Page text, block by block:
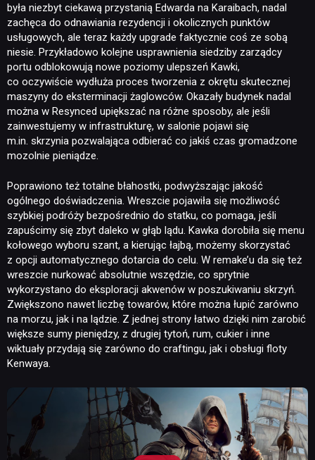
była niezbyt ciekawą przystanią Edwarda na Karaibach, nadal
zachęca do odnawiania rezydencji i okolicznych punktów
usługowych, ale teraz każdy upgrade faktycznie coś ze sobą
niesie. Przykładowo kolejne usprawnienia siedziby zarządcy
portu odblokowują nowe poziomy ulepszeń Kawki,
co oczywiście wydłuża proces tworzenia z okrętu skutecznej
maszyny do eksterminacji żaglowców. Okazały budynek nadal
można w Resynced upiększać na różne sposoby, ale jeśli
zainwestujemy w infrastrukturę, w salonie pojawi się
m.in. skrzynia pozwalająca odbierać co jakiś czas gromadzone
mozolnie pieniądze.
Poprawiono też totalne błahostki, podwyższając jakość
ogólnego doświadczenia. Wreszcie pojawiła się możliwość
szybkiej podróży bezpośrednio do statku, co pomaga, jeśli
zapuścimy się zbyt daleko w głąb lądu. Kawka dorobiła się menu
kołowego wyboru szant, a kierując łajbą, możemy skorzystać
z opcji automatycznego dotarcia do celu. W remake’u da się też
wreszcie nurkować absolutnie wszędzie, co sprytnie
wykorzystano do eksploracji akwenów w poszukiwaniu skrzyń.
Zwiększono nawet liczbę towarów, które można łupić zarówno
na morzu, jak i na lądzie. Z jednej strony łatwo dzięki nim zarobić
większe sumy pieniędzy, z drugiej tytoń, rum, cukier i inne
wiktuały przydają się zarówno do craftingu, jak i obsługi floty
Kenwaya.